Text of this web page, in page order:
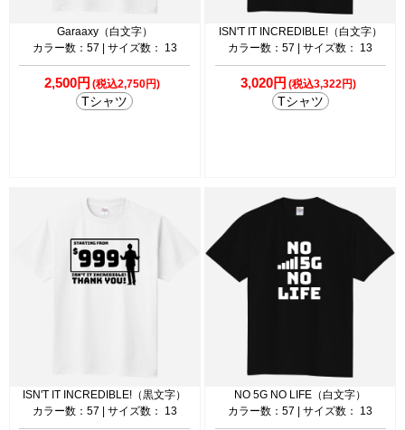
Garaaxy（白文字）
カラー数：57 | サイズ数： 13
2,500円 (税込2,750円)
Tシャツ
ISN'T IT INCREDIBLE!（白文字）
カラー数：57 | サイズ数： 13
3,020円 (税込3,322円)
Tシャツ
ISN'T IT INCREDIBLE!（黒文字）
カラー数：57 | サイズ数： 13
NO 5G NO LIFE（白文字）
カラー数：57 | サイズ数： 13